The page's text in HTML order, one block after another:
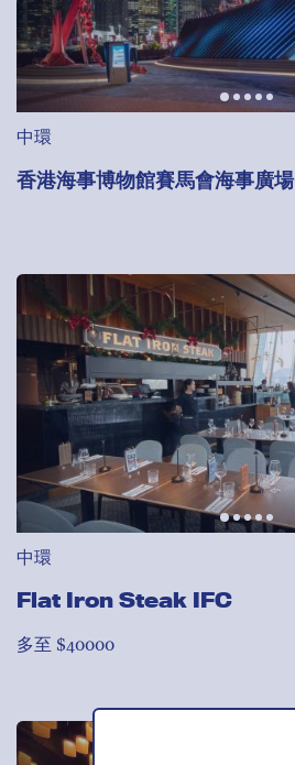
中環
香港海事博物館賽馬會海事廣場
中環
Flat Iron Steak IFC
多至 $40000